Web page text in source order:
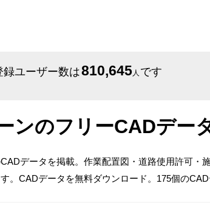
録ユーザー数は810,645人 です
ンのフリーCADデー
データを掲載。作業配置図・道路使用許可・
。CADデータを無料ダウンロード。175個のCAD